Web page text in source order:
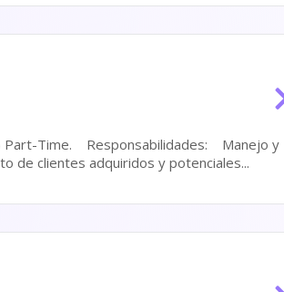
Manejo y
de herramientas informáticas. Seguimiento de clientes adquiridos y potenciales...